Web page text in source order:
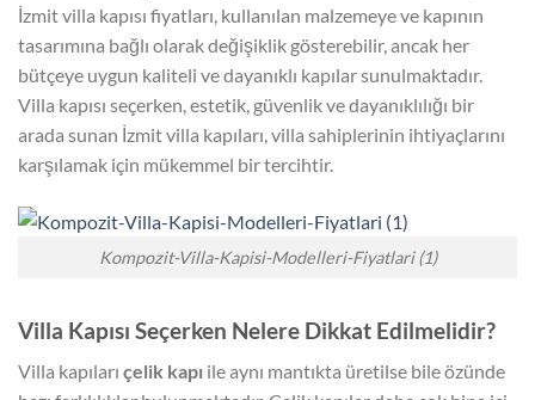
İzmit villa kapısı fiyatları, kullanılan malzemeye ve kapının
tasarımına bağlı olarak değişiklik gösterebilir, ancak her
bütçeye uygun kaliteli ve dayanıklı kapılar sunulmaktadır.
Villa kapısı seçerken, estetik, güvenlik ve dayanıklılığı bir
arada sunan İzmit villa kapıları, villa sahiplerinin ihtiyaçlarını
karşılamak için mükemmel bir tercihtir.
Kompozit-Villa-Kapisi-Modelleri-Fiyatlari (1)
Villa Kapısı Seçerken Nelere Dikkat Edilmelidir?
Villa kapıları çelik kapı ile aynı mantıkta üretilse bile özünde